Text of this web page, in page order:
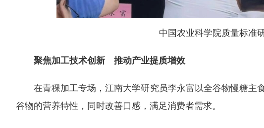
中国农业科学院质量标准
聚焦加工技术创新 推动产业提质增效
在青稞加工专场，江南大学研究员李永富以全谷物慢糖主
谷物的营养特性，同时改善口感，满足消费者需求。